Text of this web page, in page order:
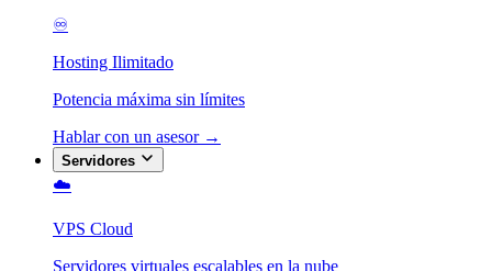
♾️
Hosting Ilimitado
Potencia máxima sin límites
Hablar con un asesor →
Servidores
☁️
VPS Cloud
Servidores virtuales escalables en la nube